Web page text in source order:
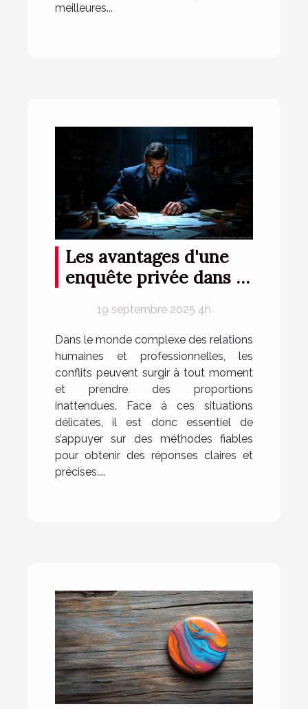
meilleures...
Les avantages d'une
enquête privée dans la
19 septembre 2025 4h
Dans le monde complexe des relations
humaines et professionnelles, les
conflits peuvent surgir à tout moment
et prendre des proportions
inattendues. Face à ces situations
délicates, il est donc essentiel de
s’appuyer sur des méthodes fiables
pour obtenir des réponses claires et
précises....